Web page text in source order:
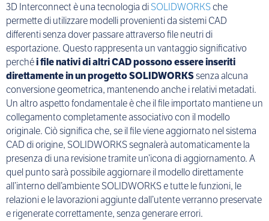
3D Interconnect è una tecnologia diSOLIDWORKSche
permette di utilizzare modelli provenienti da sistemi CAD
differenti senza dover passare attraverso file neutri di
esportazione. Questo rappresenta un vantaggio significativo
perchéi file nativi di altri CAD possono essere inseriti
direttamente in un progetto SOLIDWORKSsenza alcuna
conversione geometrica, mantenendo anche i relativi metadati.
Un altro aspetto fondamentale è che il file importato mantiene un
collegamento completamente associativo con il modello
originale. Ciò significa che, se il file viene aggiornato nel sistema
CAD di origine, SOLIDWORKS segnalerà automaticamente la
presenza di una revisione tramite un’icona di aggiornamento. A
quel punto sarà possibile aggiornare il modello direttamente
all’interno dell’ambiente SOLIDWORKS e tutte le funzioni, le
relazioni e le lavorazioni aggiunte dall’utente verranno preservate
e rigenerate correttamente, senza generare errori.